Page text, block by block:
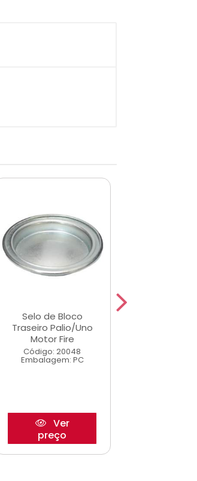
Selo de Bloco
Traseiro Palio/Uno
Motor Fire
Código: 20048
Embalagem: PC
Ver
preço